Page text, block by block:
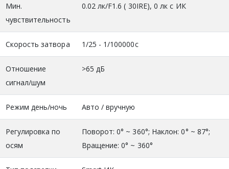
Мин.
чувствительность
0.02 лк/F1.6 ( 30IRE), 0 лк с ИК
Скорость затвора 1/25 - 1/100000с
Отношение
сигнал/шум
>65 дБ
Режим день/ночь Авто / вручную
Регулировка по
осям
Поворот: 0° ~ 360°; Наклон: 0° ~ 87°;
Вращение: 0° ~ 360°